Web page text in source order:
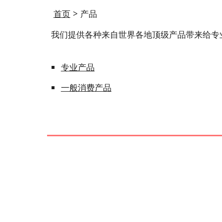
首页 > 产品
我们提供各种来自世界各地顶级产品带来给
专业产品
一般消费产品